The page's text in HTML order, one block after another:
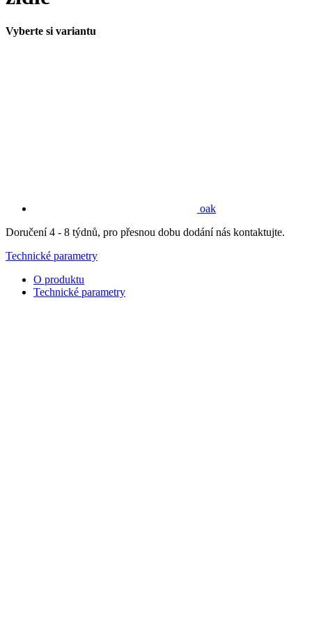
Vyberte si variantu
oak
Doručení 4 - 8 týdnů, pro přesnou dobu dodání nás kontaktujte.
Technické parametry
O produktu
Technické parametry